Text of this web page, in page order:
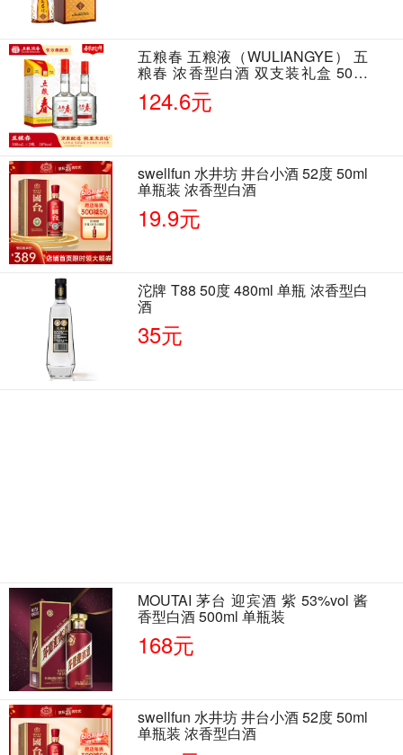
五粮春 五粮液（WULIANGYE） 五
粮春 浓香型白酒 双支装礼盒 50度
500ml*2瓶 含酒具
124.6元
swellfun 水井坊 井台小酒 52度 50ml
单瓶装 浓香型白酒
19.9元
沱牌 T88 50度 480ml 单瓶 浓香型白
酒
35元
MOUTAI 茅台 迎宾酒 紫 53%vol 酱
香型白酒 500ml 单瓶装
168元
swellfun 水井坊 井台小酒 52度 50ml
单瓶装 浓香型白酒